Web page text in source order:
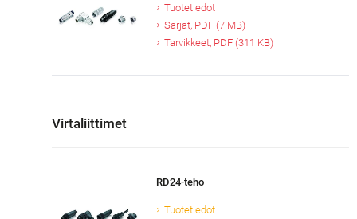
Tuotetiedot
Sarjat, PDF (7 MB)
Tarvikkeet, PDF (311 KB)
Virtaliittimet
RD24-teho
Tuotetiedot